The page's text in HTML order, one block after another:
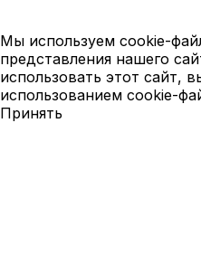
Мы используем cookie-
представления нашего
использовать этот сайт,
использованием cookie-
Принять